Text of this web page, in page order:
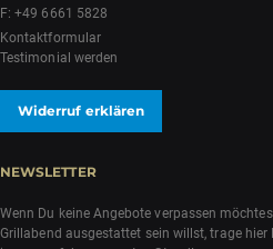
F: +49 6661 5828
Kontaktformular
Testimonial werden
Widerruf erklären
NEWSLETTER
Wenn Du keine Angebote verpassen
Grillabend ausgestattet sein willst, trage hier